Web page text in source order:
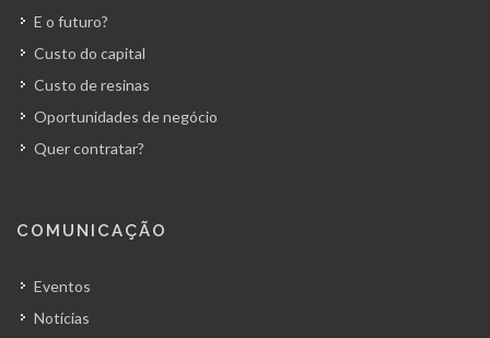
E o futuro?
Custo do capital
Custo de resinas
Oportunidades de negócio
Quer contratar?
COMUNICAÇÃO
Eventos
Notícias